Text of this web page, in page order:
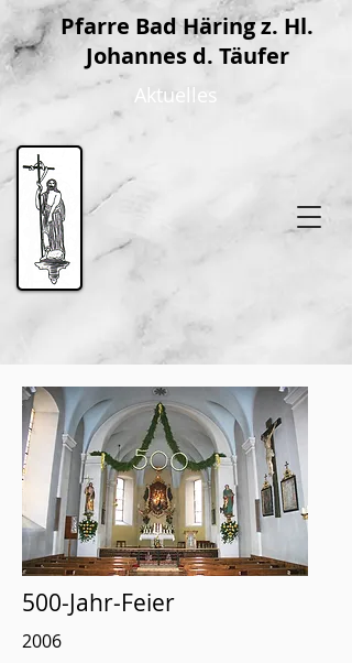
Pfarre Bad Häring z. Hl.
Johannes d. Täufer
Aktuelles
500-Jahr-Feier
2006